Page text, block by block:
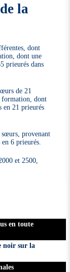
la
dont
dont une
prieurés dans
de 21
formation, dont
en 21 prieurés
provenant
6 prieurés.
et 2500,
en toute
noir sur la